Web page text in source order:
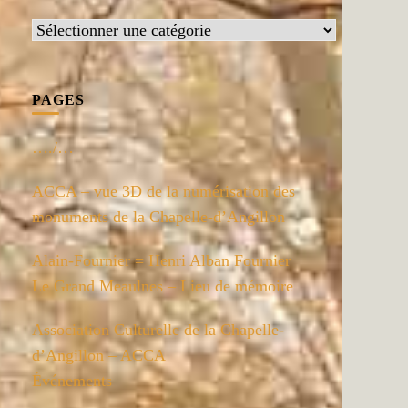
Catégories
PAGES
…./…
ACCA – vue 3D de la numérisation des
monuments de la Chapelle-d’Angillon
Alain-Fournier = Henri Alban Fournier
Le Grand Meaulnes – Lieu de mémoire
Association Culturelle de la Chapelle-
d’Angillon – ACCA
Événements